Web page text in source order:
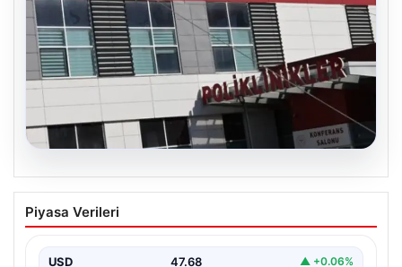
Osmaniye’de fabrikada yangın: 2 işçi
hayatını kaybetti
Piyasa Verileri
USD 47.68 ▲ +0.06%